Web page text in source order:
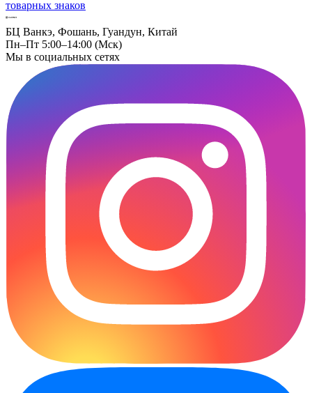
товарных знаков
БЦ Ванкэ, Фошань, Гуандун, Китай
Пн–Пт 5:00–14:00 (Мск)
Мы в социальных сетях